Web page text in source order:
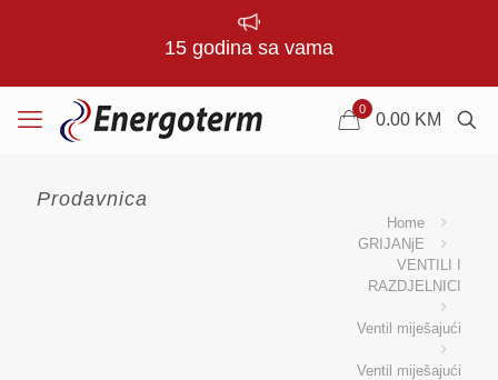
15 godina sa vama
0
0.00 KM
Prodavnica
Home
GRIJANjE
VENTILI I
RAZDJELNICI
Ventil miješajući
Ventil miješajući